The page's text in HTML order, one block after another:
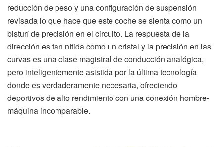
reducción de peso y una configuración de suspensión
revisada lo que hace que este coche se sienta como un
bisturí de precisión en el circuito. La respuesta de la
dirección es tan nítida como un cristal y la precisión en las
curvas es una clase magistral de conducción analógica,
pero inteligentemente asistida por la última tecnología
donde es verdaderamente necesaria, ofreciendo
deportivos de alto rendimiento con una conexión hombre-
máquina incomparable.